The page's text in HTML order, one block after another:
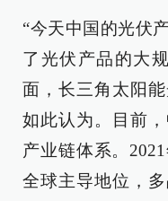
“今天中国的光伏
了光伏产品的大
面，长三角太阳
如此认为。目前
产业链体系。
全球主导地位，